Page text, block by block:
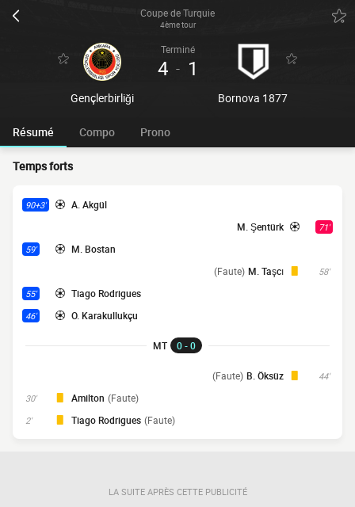
Coupe de Turquie
4ème tour
Gençlerbirliği
Terminé
4 - 1
Bornova 1877
Résumé Compo Prono
Temps forts
90+3' A. Akgül
71'
M. Şentürk
59' M. Bostan
58'
M. Taşcı
(Faute)
55' Tiago Rodrigues
46' O. Karakullukçu
MT 0 - 0
44'
B. Öksüz
(Faute)
30' Amilton (Faute)
2' Tiago Rodrigues (Faute)
LA SUITE APRÈS CETTE PUBLICITÉ